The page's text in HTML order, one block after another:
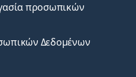
προσωπικών
Δεδομένων